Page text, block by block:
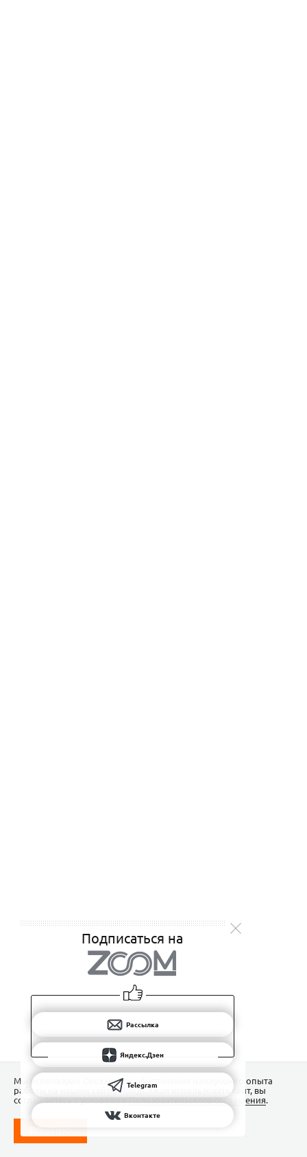
Подписаться на
Рассылка
Яндекс.Дзен
Telegram
Вконтакте
Мы используем Сookies для обеспечения наилучшего опыта
работы на нашем сайте. Продолжая использовать сайт, вы
соглашаетесь с условиямиПользовательского соглашения.
ПОНЯТНО